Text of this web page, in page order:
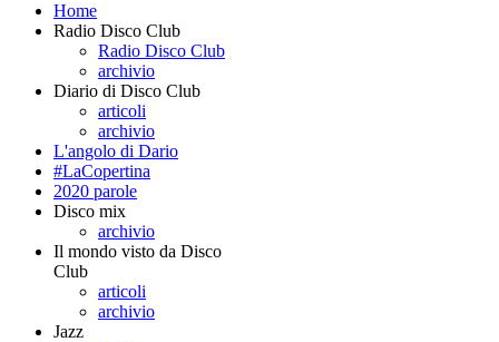
Home
Radio Disco Club
Radio Disco Club
archivio
Diario di Disco Club
articoli
archivio
L'angolo di Dario
#LaCopertina
2020 parole
Disco mix
archivio
Il mondo visto da Disco
Club
articoli
archivio
Jazz